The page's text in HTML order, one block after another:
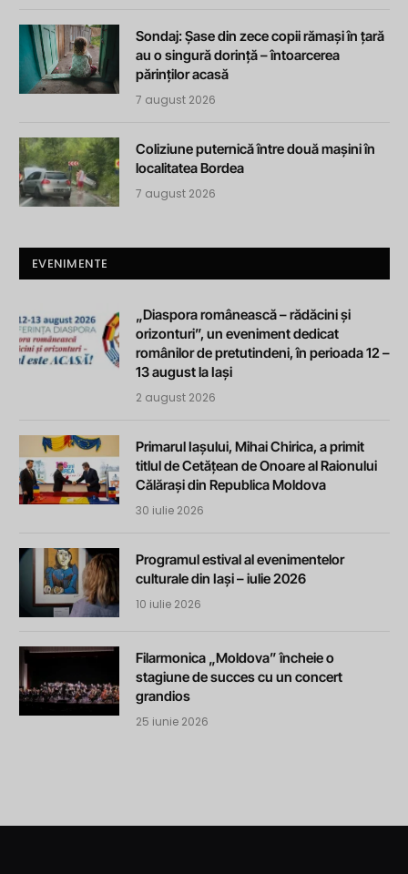
Sondaj: Șase din zece copii rămași în țară
au o singură dorință – întoarcerea
părinților acasă
7 august 2026
Coliziune puternică între două mașini în
localitatea Bordea
7 august 2026
EVENIMENTE
„Diaspora românească – rădăcini și
orizonturi”, un eveniment dedicat
românilor de pretutindeni, în perioada 12 –
13 august la Iași
2 august 2026
Primarul Iașului, Mihai Chirica, a primit
titlul de Cetățean de Onoare al Raionului
Călărași din Republica Moldova
30 iulie 2026
Programul estival al evenimentelor
culturale din Iași – iulie 2026
10 iulie 2026
Filarmonica „Moldova” încheie o
stagiune de succes cu un concert
grandios
25 iunie 2026